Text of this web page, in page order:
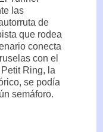
las
de
que rodea
conecta
con el
Ring, la
se podía
semáforo.